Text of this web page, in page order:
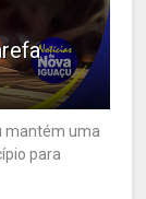
mantém uma
para